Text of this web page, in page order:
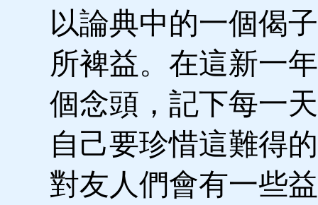
以論典中的一個偈
所裨益。在這新一
個念頭，記下每一
自己要珍惜這難得
對友人們會有一些